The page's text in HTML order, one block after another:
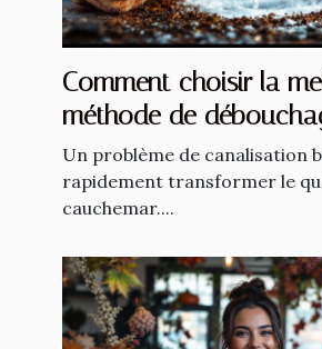
Comment choisir la
méthode de
vos canalisations ?
Un problème de canalisation
rapidement transformer le
cauchemar....